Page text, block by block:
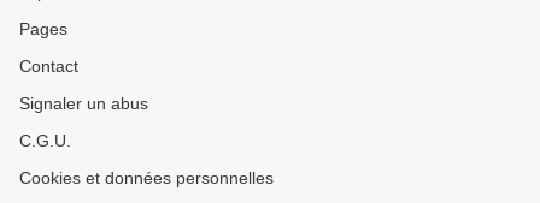
Pages
Contact
Signaler un abus
C.G.U.
Cookies et données personnelles